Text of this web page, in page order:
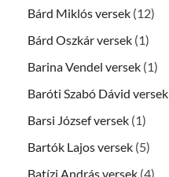
Bárd Miklós versek (12)
Bárd Oszkár versek (1)
Barina Vendel versek (1)
Baróti Szabó Dávid versek
Barsi József versek (1)
Bartók Lajos versek (5)
Batízi András versek (4)